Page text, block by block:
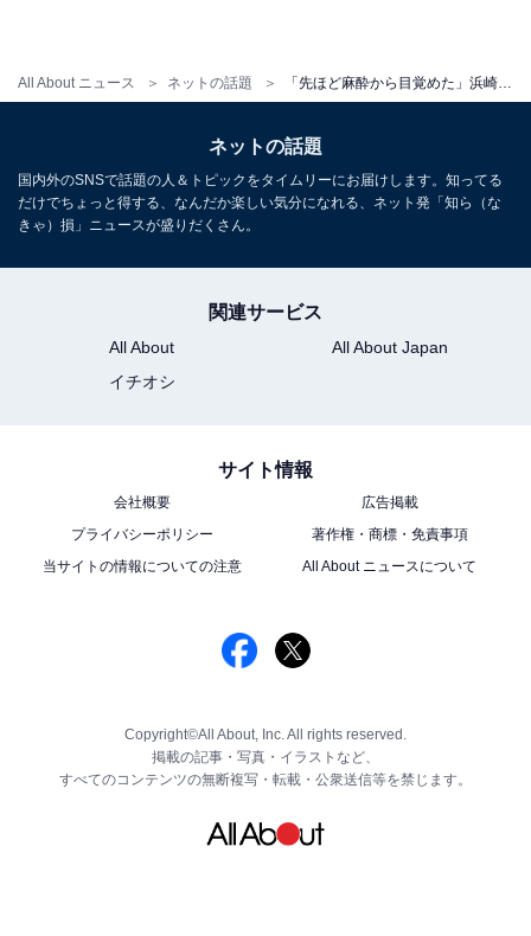
All About ニュース ネットの話題
ネットの話題
国内外のSNSで話題の人＆トピックをタイムリーにお届けします。知ってる
だけでちょっと得する、なんだか楽しい気分になれる、ネット発「知ら（な
きゃ）損」ニュースが盛りだくさん。
関連サービス
All About
All About Japan
イチオシ
サイト情報
会社概要
広告掲載
プライバシーポリシー
著作権・商標・免責事項
当サイトの情報についての注意
All About ニュースについて
Copyright©All About, Inc. All rights reserved.
掲載の記事・写真・イラストなど、
すべてのコンテンツの無断複写・転載・公衆送信等を禁じます。